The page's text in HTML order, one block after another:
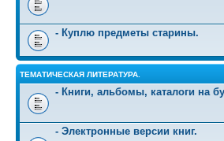
- Куплю предметы старины.
ТЕМАТИЧЕСКАЯ ЛИТЕРАТУРА.
- Книги, альбомы, каталоги на
- Электронные версии книг.